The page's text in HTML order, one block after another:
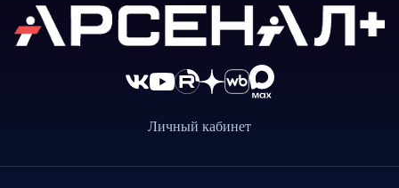
Личный кабинет